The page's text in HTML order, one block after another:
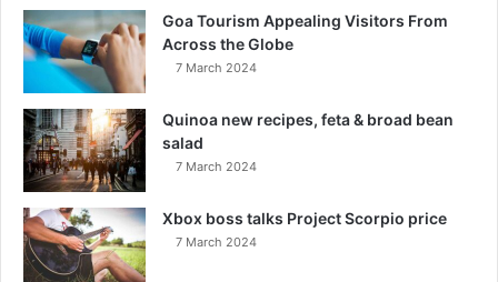
Goa Tourism Appealing Visitors From
Across the Globe
7 March 2024
Quinoa new recipes, feta & broad bean
salad
7 March 2024
Xbox boss talks Project Scorpio price
7 March 2024